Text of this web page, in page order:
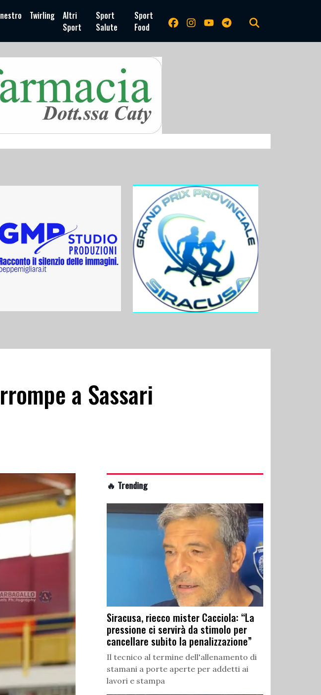
Twirling
Altri
Sport
Sport
Salute
Sport
Food
a Sassari
🔥 Trending
Siracusa, riecco mister Cacciola: “La
pressione ci servirà da stimolo per
cancellare subito la penalizzazione”
Il tecnico al termine dell'allenamento di
stamani a porte aperte per addetti ai
lavori e stampa